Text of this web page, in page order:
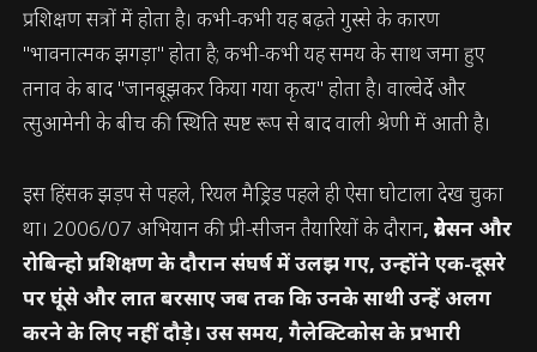
प्रशिक्षण सत्रों में होता है। कभी-कभी यह बढ़ते गुस्से के कारण
"भावनात्मक झगड़ा" होता है; कभी-कभी यह समय के साथ जमा हुए
तनाव के बाद "जानबूझकर किया गया कृत्य" होता है। वाल्वेर्दे और
त्सुआमेनी के बीच की स्थिति स्पष्ट रूप से बाद वाली श्रेणी में आती है।
इस हिंसक झड़प से पहले, रियल मैड्रिड पहले ही ऐसा घोटाला देख चुका
था। 2006/07 अभियान की प्री-सीजन तैयारियों के दौरान, ग्रेवेसन और
रोबिन्हो प्रशिक्षण के दौरान संघर्ष में उलझ गए, उन्होंने एक-दूसरे
पर घूंसे और लात बरसाए जब तक कि उनके साथी उन्हें अलग
करने के लिए नहीं दौड़े। उस समय, गैलेक्टिकोस के प्रभारी